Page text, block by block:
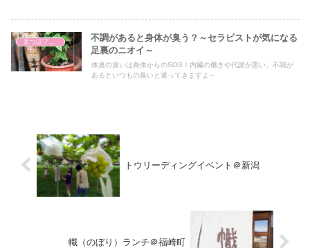
ぎ蒸し、トウリーディング（コーチング）、エコラップ、オーガニ
ック製品の物販も。
不調があると身体が臭う？～セラピストが気になる
足裏のニオイ～
体臭の臭いは身体からのSOS！内臓の働きや代謝が悪い、不調が
あるといつもの臭いと違ってきますよ～
トウリーディングイベント＠新潟
幟（のぼり）ランチ＠福崎町